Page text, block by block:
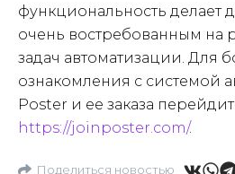
функциональность делает
очень востребованным на
задач автоматизации. Для
ознакомления с системой
Poster и ее заказа
https://joinposter.com/.
Поделиться новостью